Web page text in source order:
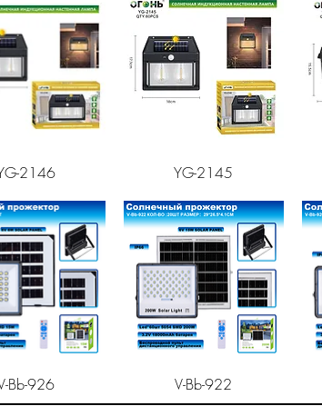
просмотр
2146 Быстрый просмотр
YG-2145
просмотр
Bb-926 Быстрый просмотр
V-Bb-922